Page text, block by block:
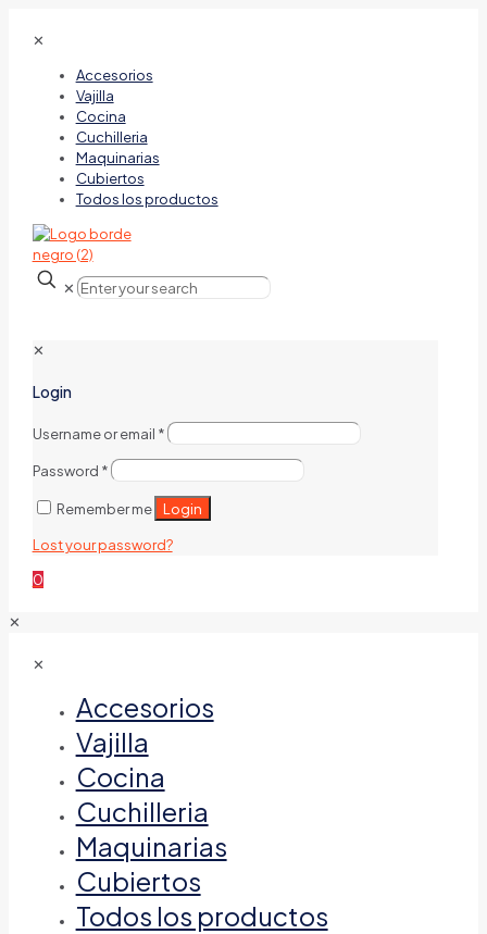
✕
Accesorios
Vajilla
Cocina
Cuchilleria
Maquinarias
Cubiertos
Todos los productos
✕
✕
Login
Username or email *
Password *
Remember me Login
Lost your password?
0
✕
✕
Accesorios
Vajilla
Cocina
Cuchilleria
Maquinarias
Cubiertos
Todos los productos